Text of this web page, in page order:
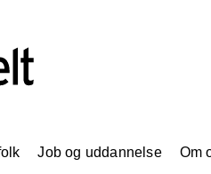
Job og uddannelse Om